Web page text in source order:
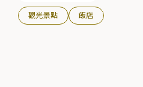
觀光景點 飯店